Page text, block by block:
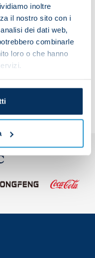
inoltre
il nostro sito con i
dei dati web,
combinarle
loro o che hanno
Napoli Training